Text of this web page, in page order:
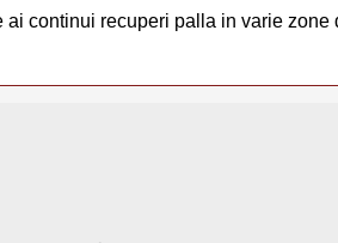
continui recuperi palla in varie zone